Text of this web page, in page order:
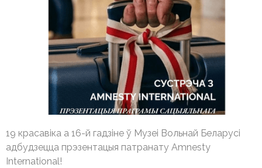
19 красавіка а 16-й гадзіне ў Музеі Вольнай Беларусі
адбудзецца прэзентацыя патранату Amnesty
International!